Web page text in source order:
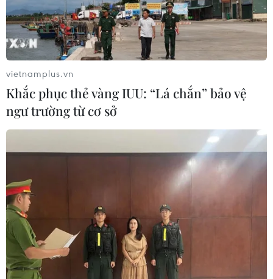
Philippines
08/06/2026 00:43
Tâm chấn của trận động đất cách thành phố General
người, khoảng 58km và độ sâu chấn tiêu là 57km.
vietnamplus.vn
Khắc phục thẻ vàng IUU: “Lá chắn” bảo vệ
ngư trường từ cơ sở